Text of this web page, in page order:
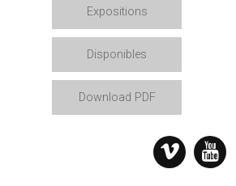
Expositions
Disponibles
Download PDF